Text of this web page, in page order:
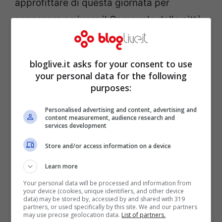
approfittare di questa giornata per
conoscere e vivere il Carnevale delle città
italiane, grazie anche a pacchetti weekend
competitivi e la gratuità del B&B Day.
Il B&B produce ricchezza, dà lavoro a
storici ed è una alternativa paragonabile
alcuni dei motivi principali che spiegano
l’aumento esponenziale proprio dei B&B –
che in Italia sono ormai più di 20 mila – e
anche quello delle prenotazioni che, negli
ultimi anni, è, infatti, aumentato
bloglive.it asks for your consent to use
your personal data for the following
purposes:
Personalised advertising and content, advertising and
content measurement, audience research and
services development
Store and/or access information on a device
Learn more
Your personal data will be processed and information from
your device (cookies, unique identifiers, and other device
data) may be stored by, accessed by and shared with 319
partners, or used specifically by this site. We and our partners
may use precise geolocation data. List of partners.